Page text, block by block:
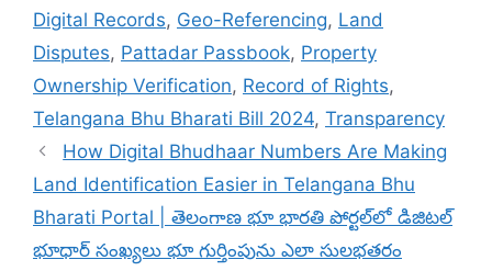
Digital Records, Geo-Referencing, Land
Disputes, Pattadar Passbook, Property
Ownership Verification, Record of Rights,
Telangana Bhu Bharati Bill 2024, Transparency
How Digital Bhudhaar Numbers Are Making
Land Identification Easier in Telangana Bhu
Bharati Portal | తెలంగాణ భూ భారతి పోర్టల్‌లో డిజిటల్
భూధార్ సంఖ్యలు భూ గుర్తింపును ఎలా సులభతరం